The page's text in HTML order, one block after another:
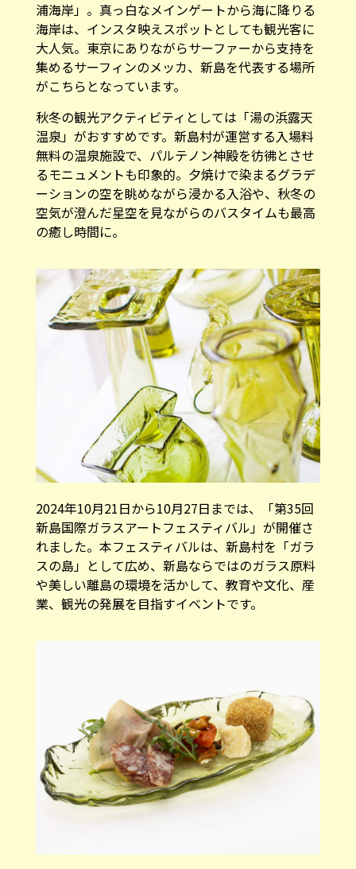
浦海岸」。真っ白なメインゲートから海に降りる
海岸は、インスタ映えスポットとしても観光客に
大人気。東京にありながらサーファーから支持を
集めるサーフィンのメッカ、新島を代表する場所
がこちらとなっています。
秋冬の観光アクティビティとしては「湯の浜露天
温泉」がおすすめです。新島村が運営する入場料
無料の温泉施設で、パルテノン神殿を彷彿とさせ
るモニュメントも印象的。夕焼けで染まるグラデ
ーションの空を眺めながら浸かる入浴や、秋冬の
空気が澄んだ星空を見ながらのバスタイムも最高
の癒し時間に。
2024年10月21日から10月27日までは、「第35回
新島国際ガラスアートフェスティバル」が開催さ
れました。本フェスティバルは、新島村を「ガラ
スの島」として広め、新島ならではのガラス原料
や美しい離島の環境を活かして、教育や文化、産
業、観光の発展を目指すイベントです。